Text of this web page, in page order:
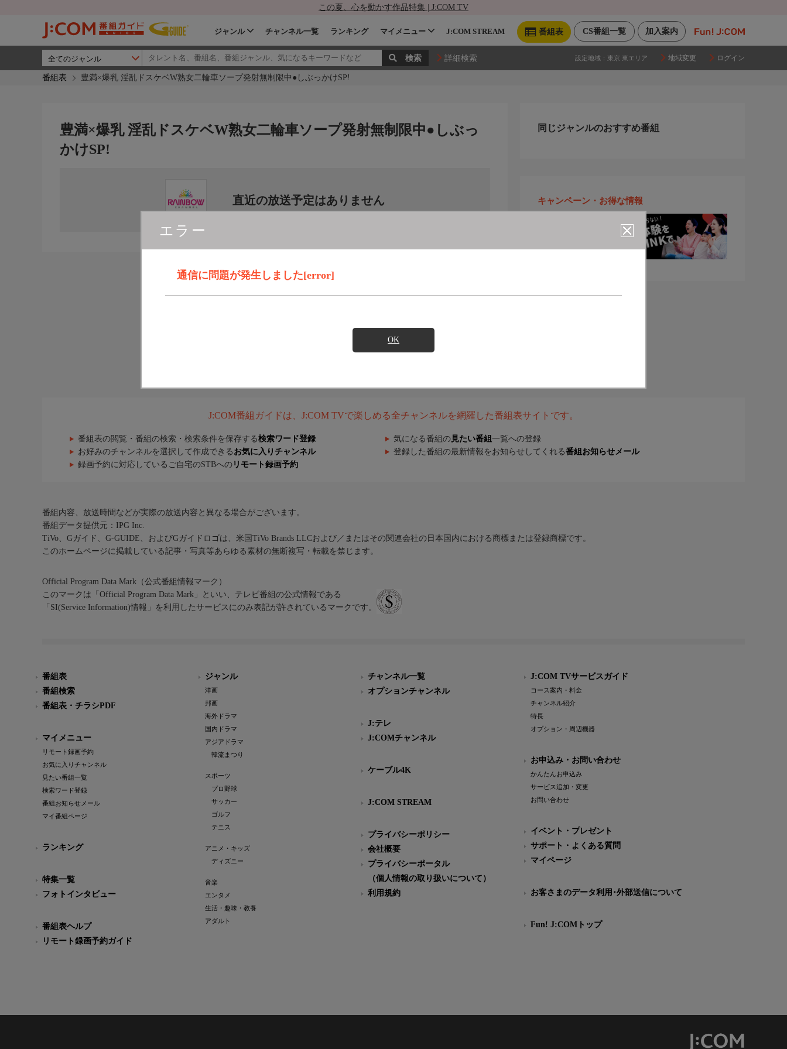
この夏、心を動かす作品特集 | J:COM TV
加入案内
CS番組一覧
番組表
ジャンル チャンネル一覧 ランキング マイメニュー J:COM STREAM
詳細検索 設定地域： 東京 東エリア 地域変更 ログイン
番組表 豊満×爆乳 淫乱ドスケベW熟女二輪車ソープ発射無制限中●しぶっかけSP!
エラー
通信に問題が発生しました[error]
OK
豊満×爆乳 淫乱ドスケベW熟女二輪車ソープ発射無制限中●しぶっ
かけSP!
直近の放送予定はありません
同じジャンルのおすすめ番組
キャンペーン・お得な情報
J:COM番組ガイドは、J:COM TVで楽しめる全チャンネルを網羅した番組表サイトです。
番組表の閲覧・番組の検索・検索条件を保存する検索ワード登録 気になる番組の 見たい番組 一覧への登録
お好みのチャンネルを選択して作成できる お気に入りチャンネル 登録した番組の最新情報をお知らせしてくれる番組お知らせメール
録画予約に対応しているご自宅のSTBへの リモート録画予約
番組内容、放送時間などが実際の放送内容と異なる場合がございます。
番組データ提供元：IPG Inc.
TiVo、Gガイド、G-GUIDE、およびGガイドロゴは、米国TiVo Brands LLCおよび／またはその関連会社の日本国内における商標または登録商標です。
このホームページに掲載している記事・写真等あらゆる素材の無断複写・転載を禁じます。
Official Program Data Mark（公式番組情報マーク）
このマークは「Official Program Data Mark」といい、テレビ番組の公式情報である
「SI(Service Information)情報」を利用したサービスにのみ表記が許されているマークです。
番組表
番組検索
番組表・チラシPDF
マイメニュー
リモート録画予約
お気に入りチャンネル
見たい番組一覧
検索ワード登録
番組お知らせメール
マイ番組ページ
ランキング
特集一覧
フォトインタビュー
番組表ヘルプ
リモート録画予約ガイド
ジャンル
洋画
邦画
海外ドラマ
国内ドラマ
アジアドラマ
韓流まつり
スポーツ
プロ野球
サッカー
ゴルフ
テニス
アニメ・キッズ
ディズニー
音楽
エンタメ
生活・趣味・教養
アダルト
チャンネル一覧
オプションチャンネル
J:テレ
J:COMチャンネル
ケーブル4K
J:COM STREAM
プライバシーポリシー
会社概要
プライバシーポータル
（個人情報の取り扱いについて）
利用規約
J:COM TVサービスガイド
コース案内・料金
チャンネル紹介
特長
オプション・周辺機器
お申込み・お問い合わせ
かんたんお申込み
サービス追加・変更
お問い合わせ
イベント・プレゼント
サポート・よくある質問
マイページ
お客さまのデータ利用･外部送信について
Fun! J:COMトップ